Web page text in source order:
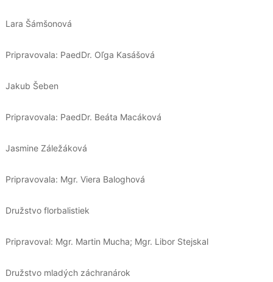
Lara Šámšonová
Pripravovala: PaedDr. Oľga Kasášová
Jakub Šeben
Pripravovala: PaedDr. Beáta Macáková
Jasmine Záležáková
Pripravovala: Mgr. Viera Baloghová
Družstvo florbalistiek
Pripravoval: Mgr. Martin Mucha; Mgr. Libor Stejskal
Družstvo mladých záchranárok